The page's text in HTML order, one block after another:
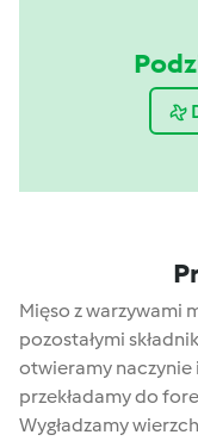
Mięso z warzywami
pozostałymi
otwieramy naczynie
przekładamy do
Wygładzamy